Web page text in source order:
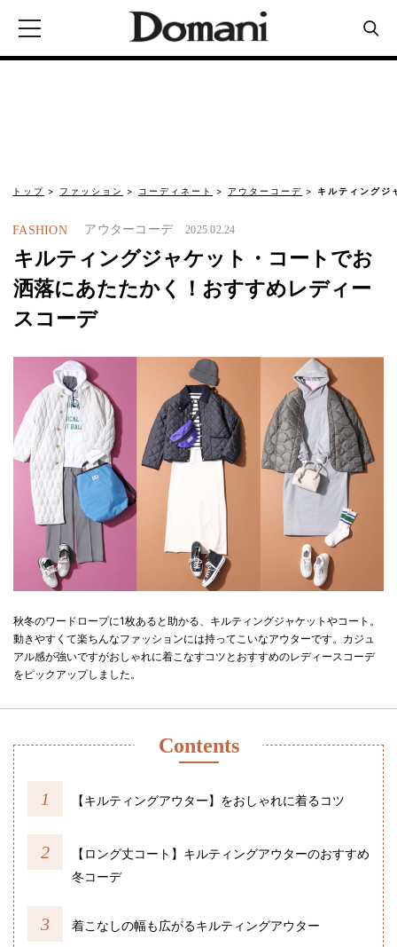
トップ ファッション コーディネート アウターコーデ キルティングジ
FASHION アウターコーデ 2025.02.24
キルティングジャケット・コートでお
洒落にあたたかく！おすすめレディー
スコーデ
秋冬のワードロープに1枚あると助かる、キルティングジャケットやコート。
動きやすくて楽ちんなファッションには持ってこいなアウターです。カジュ
アル感が強いですがおしゃれに着こなすコツとおすすめのレディースコーデ
をピックアップしました。
Contents
【キルティングアウター】をおしゃれに着るコツ
【ロング丈コート】キルティングアウターのおすすめ
冬コーデ
着こなしの幅も広がるキルティングアウター